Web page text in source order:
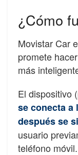
¿Cómo
Movistar Car
promete
más
El dispositivo
se conecta a
después se
usuario
teléfono móvil.